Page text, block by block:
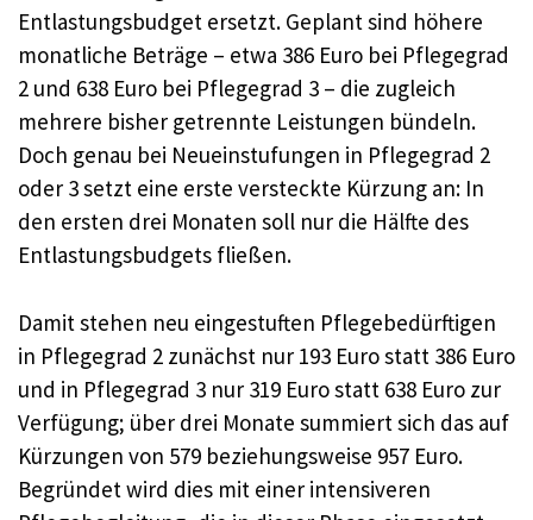
Entlastungsbudget ersetzt. Geplant sind höhere
monatliche Beträge – etwa 386 Euro bei Pflegegrad
2 und 638 Euro bei Pflegegrad 3 – die zugleich
mehrere bisher getrennte Leistungen bündeln.
Doch genau bei Neueinstufungen in Pflegegrad 2
oder 3 setzt eine erste versteckte Kürzung an: In
den ersten drei Monaten soll nur die Hälfte des
Entlastungsbudgets fließen.
Damit stehen neu eingestuften Pflegebedürftigen
in Pflegegrad 2 zunächst nur 193 Euro statt 386 Euro
und in Pflegegrad 3 nur 319 Euro statt 638 Euro zur
Verfügung; über drei Monate summiert sich das auf
Kürzungen von 579 beziehungsweise 957 Euro.
Begründet wird dies mit einer intensiveren